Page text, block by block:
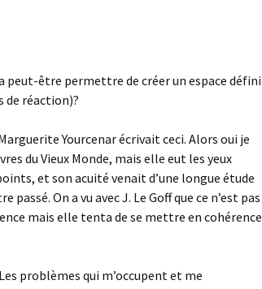
peut-être permettre de créer un espace défini
de réaction)?
Yourcenar écrivait ceci. Alors oui je
du Vieux Monde, mais elle eut les yeux
et son acuité venait d’une longue étude
passé. On a vu avec J. Le Goff que ce n’est pas
mais elle tenta de se mettre en cohérence
problèmes qui m’occupent et me